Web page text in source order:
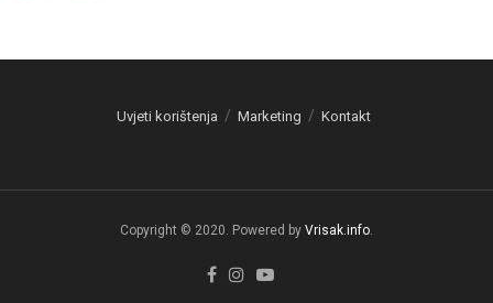
Uvjeti korištenja Marketing Kontakt
Copyright © 2020. Powered by Vrisak.info.